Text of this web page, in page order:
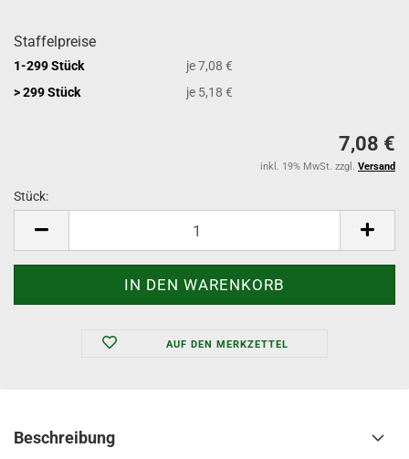
Staffelpreise
1-299 Stück
je 7,08 €
> 299 Stück
je 5,18 €
7,08 €
inkl. 19% MwSt. zzgl. Versand
Stück:
AUF DEN MERKZETTEL
Beschreibung